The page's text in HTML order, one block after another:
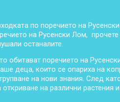
по поречието на
на Русенски Лом,
останалите.
обитават поречието на
деца, които се опариха на
на нови знания. След
на различни растения